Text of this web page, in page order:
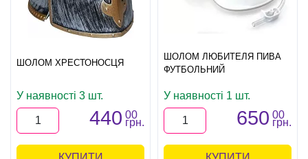
ШОЛОМ ХРЕСТОНОСЦЯ
У наявності 3 шт.
440 00
грн.
ШОЛОМ ЛЮБИТЕЛЯ ПИВА
ФУТБОЛЬНИЙ
У наявності 1 шт.
650 00
грн.